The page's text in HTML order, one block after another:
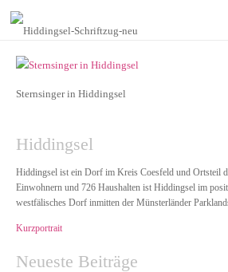
Sternsinger in Hiddingsel
Hiddingsel
Hiddingsel ist ein Dorf im Kreis Coesfeld und Ortsteil
Einwohnern und 726 Haushalten ist Hiddingsel im
westfälisches Dorf inmitten der Münsterländer
Kurzportrait
Neueste Beiträge